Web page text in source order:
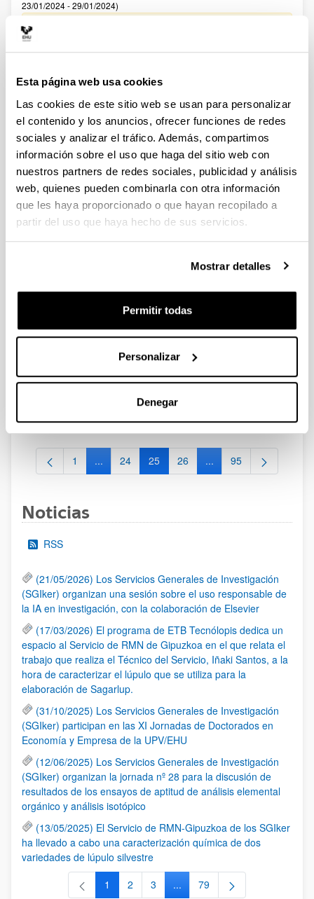
Esta página web usa cookies
Las cookies de este sitio web se usan para personalizar
el contenido y los anuncios, ofrecer funciones de redes
sociales y analizar el tráfico. Además, compartimos
información sobre el uso que haga del sitio web con
nuestros partners de redes sociales, publicidad y análisis
web, quienes pueden combinarla con otra información
que les haya proporcionado o que hayan recopilado a
partir del uso que haya hecho de sus servicios.
Mostrar detalles
Permitir todas
Personalizar
Denegar
23/01/2024 - 29/01/2024)
de solicitudes admitidas y excluidas para evaluación.
solicitudes admitidas y excluidas para evaluación. 22/01/2024-
Se ha publicado la convocatoria
Fellows Gipuzkoa 2024
Sin trámite abierto (Fecha de fin del plazo de presentación:
22/05/2024 13:00)
El plazo de presentación de solicitudes finaliza el 22/05/2024,
a las 13:00
CONVOCATORIA PROGRAMA PREDOCTORAL DE
FORMACIÓN DE PERSONAL INVESTIGADOR NO DOCTOR
Sin trámite abierto (Fecha de fin del plazo de presentación:
Convocatoria del Programa Posdoctoral de
Sin trámite abierto (Plazo de presentación de solicitudes:
Página
1 ...Páginas intermedias Use TAB para desplazarse.
Página
24 Página
25 Página
26 ...Páginas intermedias
Página
95
Noticias
RSS
(21/05/2026) Los Servicios Generales de Investigación
(SGIker) organizan una sesión sobre el uso responsable de
la IA en investigación, con la colaboración de Elsevier
(17/03/2026) El programa de ETB Tecnólopis dedica un
espacio al Servicio de RMN de Gipuzkoa en el que relata el
trabajo que realiza el Técnico del Servicio, Iñaki Santos, a la
hora de caracterizar el lúpulo que se utiliza para la
elaboración de Sagarlup.
(31/10/2025) Los Servicios Generales de Investigación
(SGIker) participan en las XI Jornadas de Doctorados en
Economía y Empresa de la UPV/EHU
(12/06/2025) Los Servicios Generales de Investigación
(SGIker) organizan la jornada nº 28 para la discusión de
resultados de los ensayos de aptitud de análisis elemental
orgánico y análisis isotópico
(13/05/2025) El Servicio de RMN-Gipuzkoa de los SGIker
ha llevado a cabo una caracterización química de dos
variedades de lúpulo silvestre
Página
1 Página
2 Página
3 ...Páginas intermedias Use TAB
Página
79